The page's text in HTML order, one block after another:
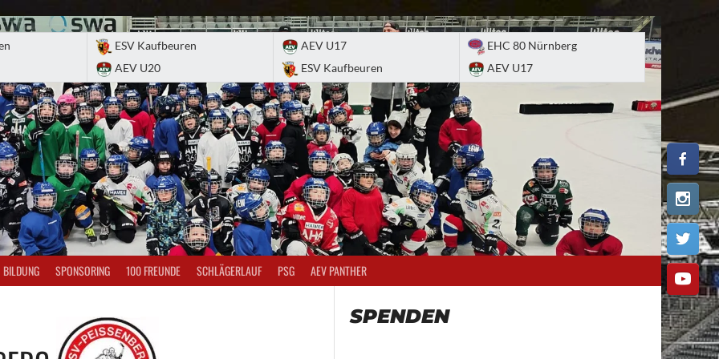
ESV Kaufbeuren
AEV U20
AEV U17
ESV Kaufbeuren
EHC 80 Nürnberg
AEV U17
BILDUNG SPONSORING 100 FREUNDE SCHLÄGERLAUF PSG AEV PANTHER
SPENDEN